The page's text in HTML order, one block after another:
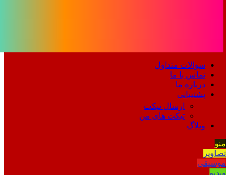
سوالات متداول
تماس با ما
درباره ما
پشتیبانی
ارسال تیکت
تیکت های من
وبلاگ
منو
تصاویر
موسیقی
ویدیو